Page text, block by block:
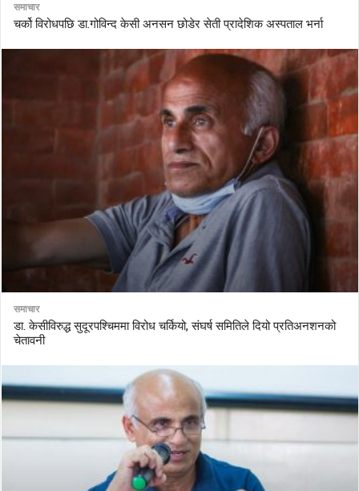
समाचार
चर्को विरोधपछि डा.गोविन्द केसी अनसन छोडेर सेती प्रादेशिक अस्पताल भर्ना
समाचार
डा. केसीविरुद्ध सुदूरपश्चिममा विरोध चर्कियो, संघर्ष समितिले दियो प्रतिअनशनको
चेतावनी